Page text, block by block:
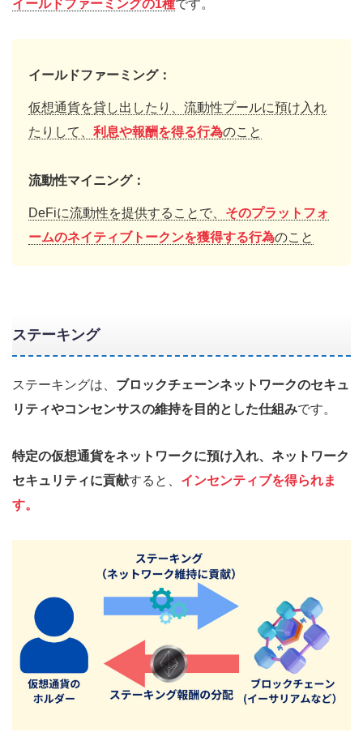
イールドファーミングの1種です。
イールドファーミング：
仮想通貨を貸し出したり、流動性プールに預け入れ
たりして、 利息や報酬を得る行為のこと
流動性マイニング：
DeFiに流動性を提供することで、 そのプラットフォ
ームのネイティブトークンを獲得する行為のこと
ステーキング
ステーキングは、 ブロックチェーンネットワークのセキュ
リティやコンセンサスの維持を目的とした仕組みです。
特定の仮想通貨をネットワークに預け入れ、ネットワーク
セキュリティに貢献すると、 インセンティブを得られま
す。